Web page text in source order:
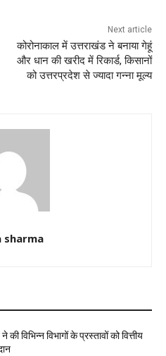
Next article
कोरोनाकाल में उत्तराखंड ने बनाया गेहूं
और धान की खरीद में रिकार्ड, किसानों
को उत्तरप्रदेश से ज्यादा गन्ना मूल्य
sharma
की विभिन्न विभागों के प्रस्तावों को वित्तीय